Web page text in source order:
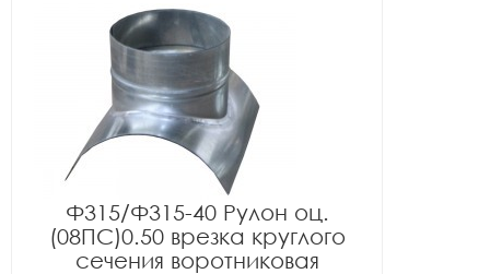
Ф315/Ф315-40 Рулон оц.
(08ПС)0.50 врезка круглого
сечения воротниковая